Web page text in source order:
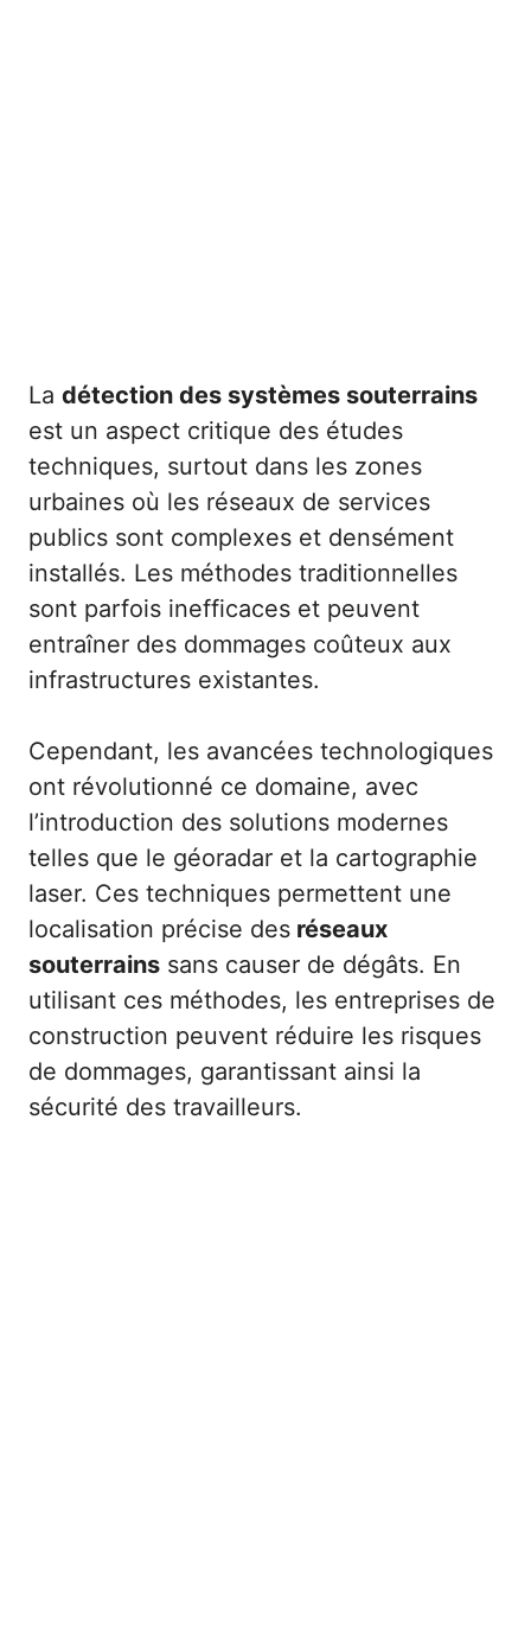
La détection des systèmes souterrains
est un aspect critique des études
techniques, surtout dans les zones
urbaines où les réseaux de services
publics sont complexes et densément
installés. Les méthodes traditionnelles
sont parfois inefficaces et peuvent
entraîner des dommages coûteux aux
infrastructures existantes.
Cependant, les avancées technologiques
ont révolutionné ce domaine, avec
l’introduction des solutions modernes
telles que le géoradar et la cartographie
laser. Ces techniques permettent une
localisation précise des réseaux
souterrains sans causer de dégâts. En
utilisant ces méthodes, les entreprises de
construction peuvent réduire les risques
de dommages, garantissant ainsi la
sécurité des travailleurs.